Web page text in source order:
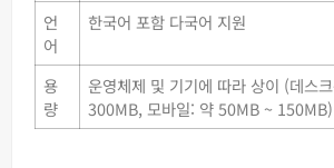
언
어
한국어 포함 다국어 지원
용
량
운영체제 및 기기에 따라 상이 (데스
300MB, 모바일: 약 50MB ~ 150MB)